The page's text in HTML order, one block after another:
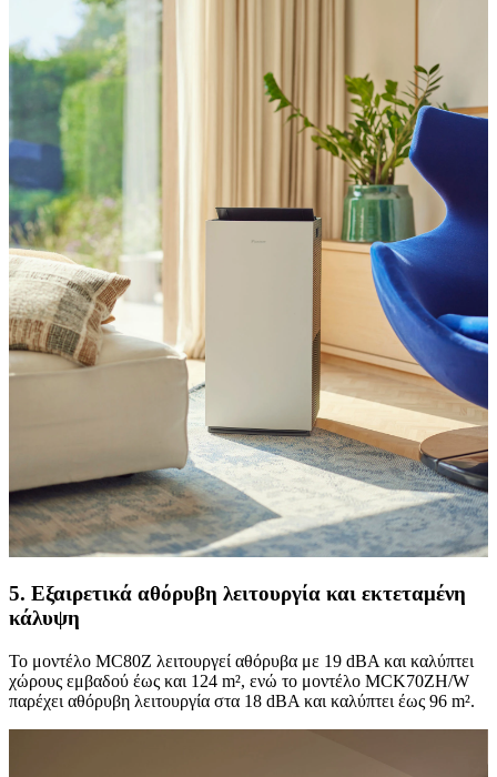
5. Εξαιρετικά αθόρυβη λειτουργία και εκτεταμένη
κάλυψη
Το μοντέλο MC80Z λειτουργεί αθόρυβα με 19 dBA και καλύπτει
χώρους εμβαδού έως και 124 m², ενώ το μοντέλο MCK70ZH/W
παρέχει αθόρυβη λειτουργία στα 18 dBA και καλύπτει έως 96 m².